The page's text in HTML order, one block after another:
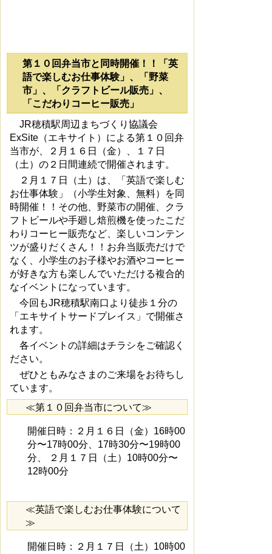
第１０回弁当市と同時開催！！「英
語で楽しむお仕事体験」、「野菜
市」、「クラフトビール販売」、
「こだわりコーヒー販売」
JR穂積駅周辺まちづくり協議会
ExSite（エキサイト）による第１０回弁
当市が、２月１６日（金）、１７日
（土）の２日間連続で開催されます。
２月１７日（土）は、「英語で楽しむ
お仕事体験」（小学生対象、無料）を同
時開催！！その他、野菜市の開催、クラ
フトビールや手廻し焙煎機を使ったこだ
わりコーヒー販売など、楽しいコンテン
ツが盛りだくさん！！お弁当販売だけで
なく、小学生のお子様やお酒やコーヒー
が好きな方も楽しんでいただける複合的
なイベントになっています。
今回もJR穂積駅南口より徒歩１分の
「エキサイトサードプレイス」で開催さ
れます。
各イベントの詳細はチラシをご確認く
ださい。
ぜひともみなさまのご来場をお待ちし
ています。
≪第１０回弁当市について≫
開催日時：２月１６日（金）16時00
分〜17時00分、17時30分〜19時00
分、 ２月１７日（土）10時00分〜
12時00分
≪英語で楽しむお仕事体験について
≫
開催日時：２月１７日（土）10時00